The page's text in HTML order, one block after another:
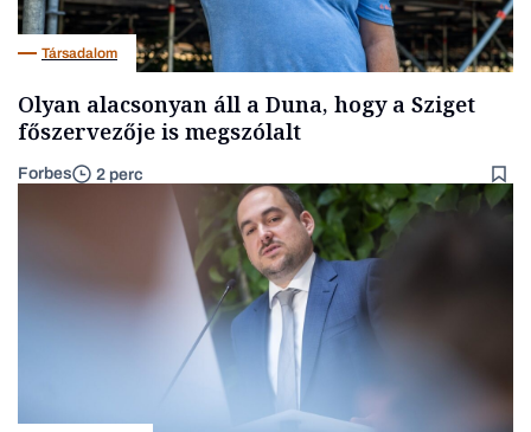
Társadalom
Olyan alacsonyan áll a Duna, hogy a Sziget
főszervezője is megszólalt
Forbes 2 perc